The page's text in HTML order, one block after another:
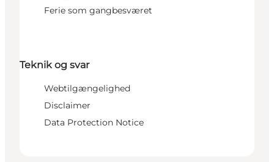
Ferie som gangbesværet
Teknik og svar
Webtilgængelighed
Disclaimer
Data Protection Notice